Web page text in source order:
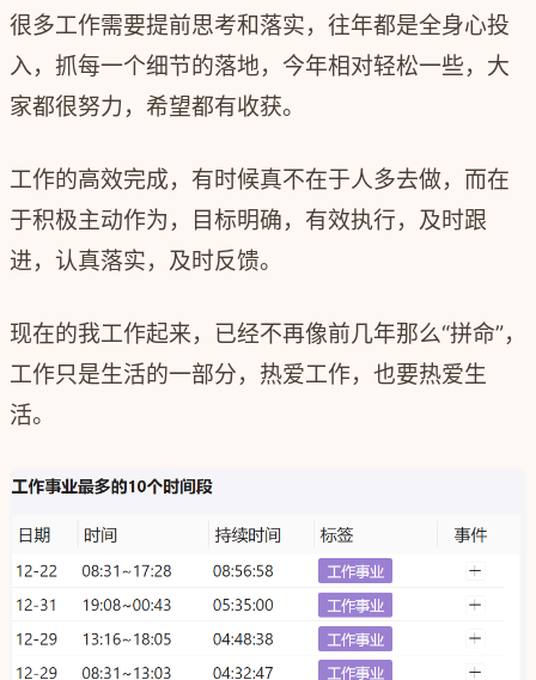
很多工作需要提前思考和落实，往年都是全身心投
入，抓每一个细节的落地，今年相对轻松一些，大
家都很努力，希望都有收获。
工作的高效完成，有时候真不在于人多去做，而在
于积极主动作为，目标明确，有效执行，及时跟
进，认真落实，及时反馈。
现在的我工作起来，已经不再像前几年那么“拼命”，
工作只是生活的一部分，热爱工作，也要热爱生
活。